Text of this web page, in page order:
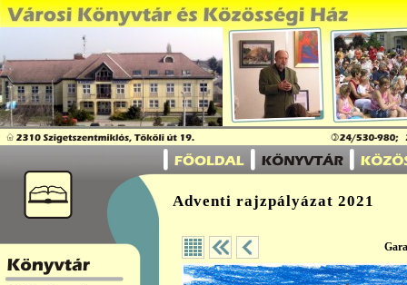
Adventi rajzpályázat 2021